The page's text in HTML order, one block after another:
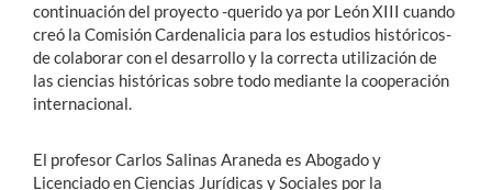
continuación del proyecto -querido ya por León XIII cuando
creó la Comisión Cardenalicia para los estudios históricos-
de colaborar con el desarrollo y la correcta utilización de
las ciencias históricas sobre todo mediante la cooperación
internacional.
El profesor Carlos Salinas Araneda es Abogado y
Licenciado en Ciencias Jurídicas y Sociales por la